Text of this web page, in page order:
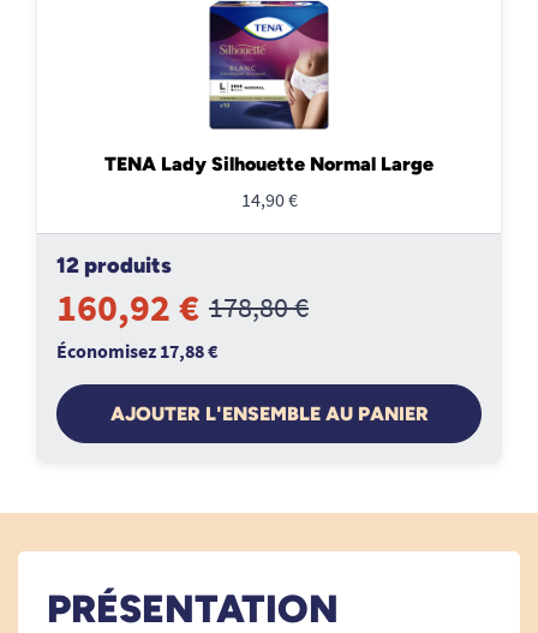
TENA Lady Silhouette Normal Large
14,90 €
12 produits
160,92 € 178,80 €
Économisez 17,88 €
AJOUTER L'ENSEMBLE AU PANIER
PRÉSENTATION